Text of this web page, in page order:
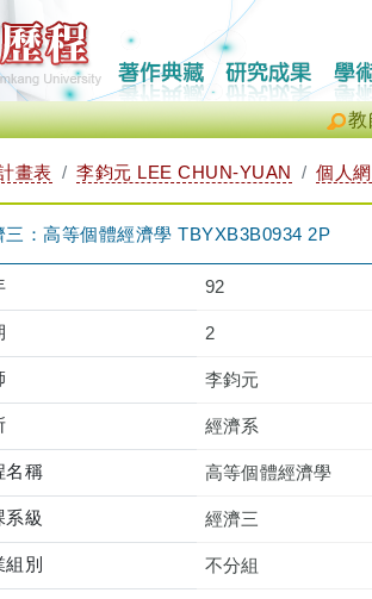
教
畫表 李鈞元 LEE CHUN-YUAN 個人
三：高等個體經濟學 TBYXB3B0934 2P
92
2
李鈞元
經濟系
名稱 高等個體經濟學
系級 經濟三
別 不分組